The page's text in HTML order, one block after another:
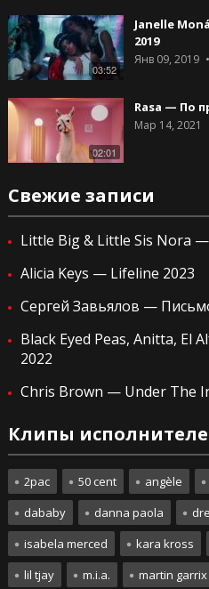
03:52
Janelle
2019
Янв 09, 2019
02:01
Rasa — По
Мар 14, 2021
Свежие записи
Little Big & Little Sis Nora
Alicia Keys — Lifeline 2023
Сергей Завьялов —
Black Eyed Peas, Anitta, El
2022
Chris Brown — Under The
Клипы
2pac 50 cent angèle
dababy
danna paola dre
isabela merced
kara kross
lil tjay
m.i.a. martin garrix